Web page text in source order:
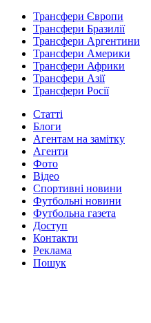
Трансфери Європи
Трансфери Бразилії
Трансфери Аргентини
Трансфери Америки
Трансфери Африки
Трансфери Азії
Трансфери Росії
Статті
Блоги
Агентам на замітку
Агенти
Фото
Відео
Спортивні новини
Футбольні новини
Футбольна газета
Доступ
Контакти
Реклама
Пошук